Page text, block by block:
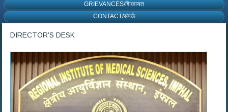
GRIEVANCES/शिकायत
CONTACT/संपर्क
DIRECTOR’S DESK